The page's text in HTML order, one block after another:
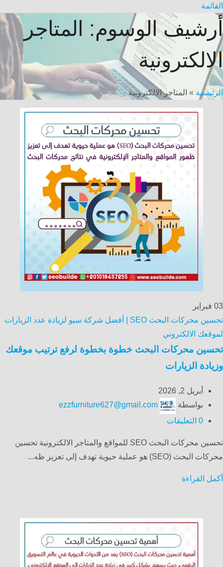
القائمة
أرشيف الوسوم: المتاجر
الالكترونية
الرئيسية » المتاجر الالكترونية
03 فبراير
تحسين محركات البحث SEO | أفضل شركة سيو لزيادة عدد الزيارات
لموقعك الالكتروني
تحسين محركات البحث خطوة بخطوة لرفع ترتيب موقعك
وزيادة الزيارات
أبريل 2, 2026
بواسطة
ezzfurniture627@gmail.com
0 التعليقات
تحسين محركات البحث SEO للمواقع والمتاجر الالكترونية تحسين
محركات البحث (SEO) هو عملية حيوية تهدف إلى تعزيز ظه...
أكمل القراءة